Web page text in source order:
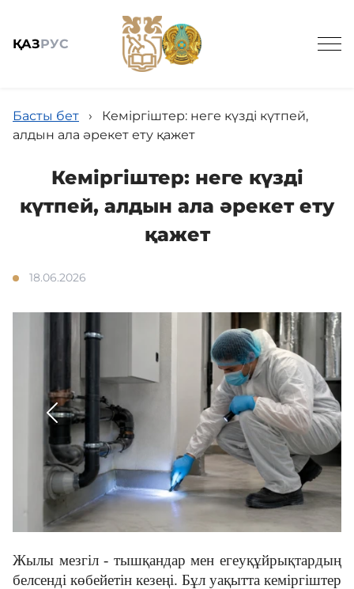
ҚАЗРУС
Жалпы мәлімет
Кері байланыс
Жұмыс орындары
Оқыту
Адалдық алаңы
Басты бет ›
Кеміргіштер: неге күзді күтпей,
алдын ала әрекет ету қажет
Кеміргіштер: неге күзді
күтпей, алдын ала әрекет ету
қажет
18.06.2026
Жылы мезгіл - тышқандар мен егеуқұйрықтардың
белсенді көбейетін кезеңі. Бұл уақытта кеміргіштер